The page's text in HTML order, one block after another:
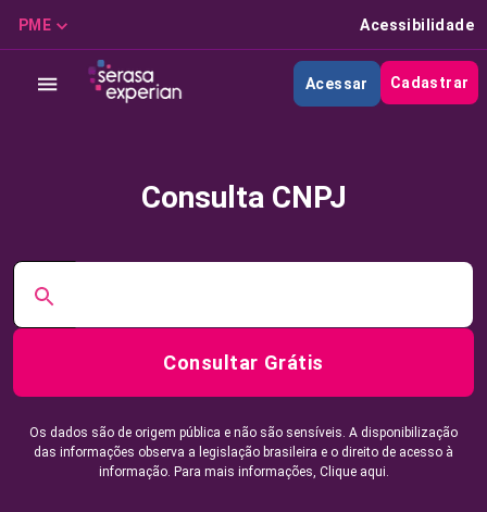
PME Acessibilidade
Acessar Cadastrar
Consulta CNPJ
Consultar Grátis
Os dados são de origem pública e não são sensíveis. A disponibilização
das informações observa a legislação brasileira e o direito de acesso à
informação. Para mais informações, Clique aqui.